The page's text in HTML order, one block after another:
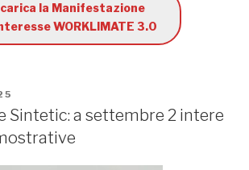
la Manifestazione
WORKLIMATE 3.0
Sintetic: a settembre 2 intere